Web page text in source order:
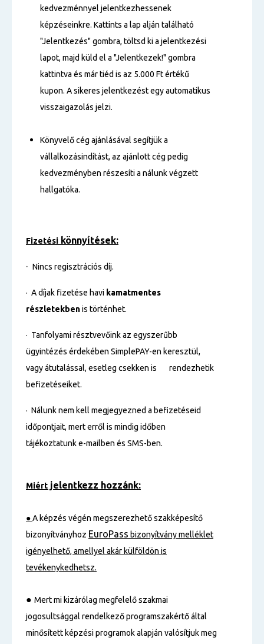
kedvezménnyel jelentkezhessenek
képzéseinkre. Kattints a lap alján található
"Jelentkezés" gombra, töltsd ki a jelentkezési
lapot, majd küld el a "Jelentkezek!" gombra
kattintva és már tiéd is az 5.000 Ft értékű
kupon. A sikeres jelentkezést egy automatikus
visszaigazolás jelzi.
Könyvelő cég ajánlásával segítjük a
vállalkozásindítást, az ajánlott cég pedig
kedvezményben részesíti a nálunk végzett
hallgatóka.
Fizetési könnyítések:
· Nincs regisztrációs díj.
· A díjak fizetése havi kamatmentes
részletekbenis történhet.
· Tanfolyami résztvevőink az egyszerűbb
ügyintézés érdekében SimplePAY-en keresztül,
vagy átutalással, esetleg csekken is rendezhetik
befizetéseiket.
· Nálunk nem kell megjegyezned a befizetéseid
időpontjait, mert erről is mindig időben
tájékoztatunk e-mailben és SMS-ben.
Miért jelentkezz hozzánk:
●A képzés végén megszerezhető szakképesítő
bizonyítványhoz EuroPass bizonyítvány melléklet
igényelhető, amellyel akár külföldön is
tevékenykedhetsz.
● Mert mi kizárólag megfelelő szakmai
jogosultsággal rendelkező programszakértő által
minősített képzési programok alapján valósítjuk meg